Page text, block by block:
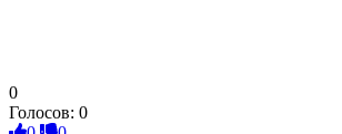
0
Голосов: 0